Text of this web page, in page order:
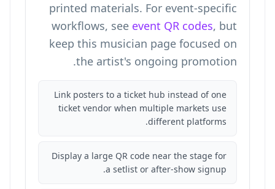
printed materials. For event-specific
workflows, see event QR codes, but
keep this musician page focused on
the artist's ongoing promotion.
Link posters to a ticket hub instead of one
ticket vendor when multiple markets use
different platforms.
Display a large QR code near the stage for
a setlist or after-show signup.